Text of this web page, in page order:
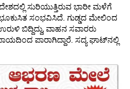
ಸುರಿಯುತ್ತಿರುವ ಭಾರೀ ಮಳೆಗೆ
ಸಂಭವಿಸಿದೆ. ಗುಡ್ಡದ ಮೇಲಿಂದ
ಬಿದ್ದಿದ್ದು, ವಾಹನ ಸವಾರರು
ಪಾರಾಗಿದ್ದಾರೆ. ಸದ್ಯ ಘಾಟ್‌ನಲ್ಲಿ